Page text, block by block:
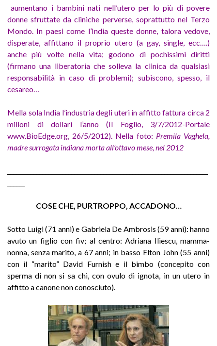
aumentano i bambini nati nell’utero per lo più di povere
donne sfruttate da cliniche perverse, soprattutto nel Terzo
Mondo. In paesi come l’India queste donne, talora vedove,
disperate, affittano il proprio utero (a gay, single, ecc….)
anche più volte nella vita; godono di pochissimi diritti
(firmano una liberatoria che solleva la clinica da qualsiasi
responsabilità in caso di problemi); subiscono, spesso, il
cesareo…
Mella sola India l’industria degli uteri in affitto fattura circa 2
milioni di dollari l’anno (Il Foglio, 3/7/2012-Portale
www.BioEdge.org, 26/5/2012). Nella foto: Premila Vaghela,
madre surrogata indiana morta all’ottavo mese, nel 2012
COSE CHE, PURTROPPO, ACCADONO…
Sotto Luigi (71 anni) e Gabriela De Ambrosis (59 anni): hanno
avuto un figlio con fiv; al centro: Adriana Iliescu, mamma-
nonna, senza marito, a 67 anni; in basso Elton John (55 anni)
con il “marito” David Furnish e il bimbo (concepito con
sperma di non si sa chi, con ovulo di ignota, in un utero in
affitto a canone non conosciuto).